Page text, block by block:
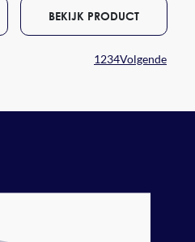
BEKIJK PRODUCT
1234Volgende